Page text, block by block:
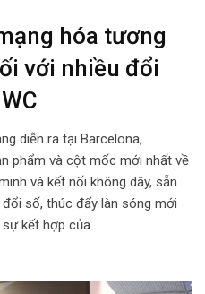
hóa tương
với nhiều đổi
diễn ra tại Barcelona,
phẩm và cột mốc mới nhất về
và kết nối không dây, sẵn
số, thúc đẩy làn sóng mới
kết hợp của…